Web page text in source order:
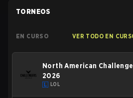
TORNEOS
EN CURSO VER TODO EN
North American
2026
LOL